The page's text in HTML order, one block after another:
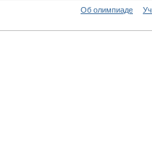
Об олимпиаде